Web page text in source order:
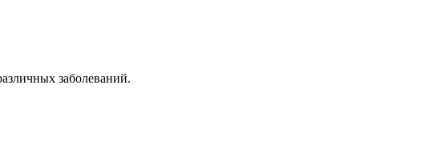
заболеваний.